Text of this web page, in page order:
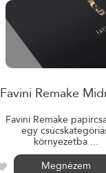
Favini Remake
Favini Remake
egy
környezetba ...
Megnézem